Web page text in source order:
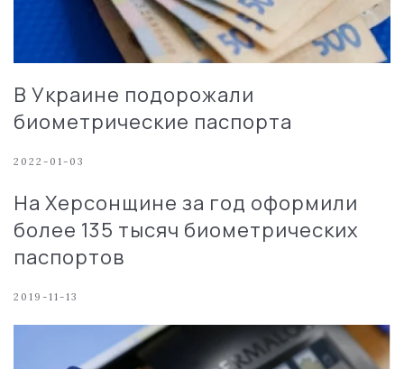
В Украине подорожали
биометрические паспорта
2022-01-03
На Херсонщине за год оформили
более 135 тысяч биометрических
паспортов
2019-11-13